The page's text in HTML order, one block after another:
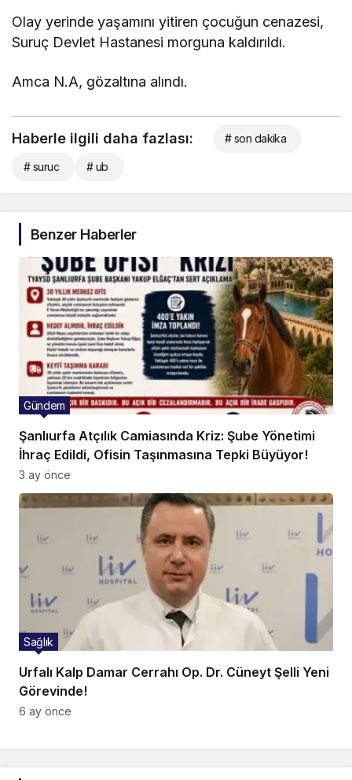
Olay yerinde yaşamını yitiren çocuğun cenazesi,
Suruç Devlet Hastanesi morguna kaldırıldı.
Amca N.A, gözaltına alındı.
Haberle ilgili daha fazlası: # son dakika
# suruc # ub
Benzer Haberler
Şanlıurfa Atçılık Camiasında Kriz: Şube Yönetimi
İhraç Edildi, Ofisin Taşınmasına Tepki Büyüyor!
Gündem
3 ay önce
Urfalı Kalp Damar Cerrahı Op. Dr. Cüneyt Şelli Yeni
Görevinde!
Sağlık
6 ay önce